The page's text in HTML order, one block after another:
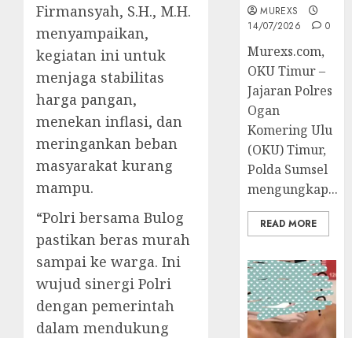
Firmansyah, S.H., M.H.
menyampaikan,
kegiatan ini untuk
menjaga stabilitas
harga pangan,
menekan inflasi, dan
meringankan beban
masyarakat kurang
mampu.
“Polri bersama Bulog
pastikan beras murah
sampai ke warga. Ini
wujud sinergi Polri
dengan pemerintah
dalam mendukung
MUREXS
14/07/2026
0
Murexs.com,
OKU Timur –
Jajaran Polres
Ogan
Komering Ulu
(OKU) Timur,
Polda Sumsel
mengungkap...
READ MORE